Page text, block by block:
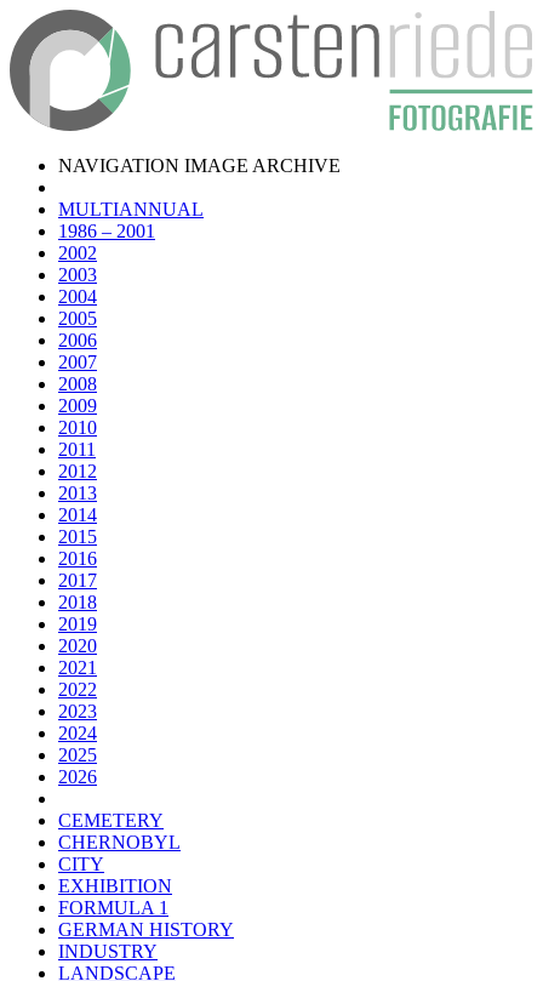
NAVIGATION IMAGE ARCHIVE
MULTIANNUAL
1986 – 2001
2002
2003
2004
2005
2006
2007
2008
2009
2010
2011
2012
2013
2014
2015
2016
2017
2018
2019
2020
2021
2022
2023
2024
2025
2026
CEMETERY
CHERNOBYL
CITY
EXHIBITION
FORMULA 1
GERMAN HISTORY
INDUSTRY
LANDSCAPE